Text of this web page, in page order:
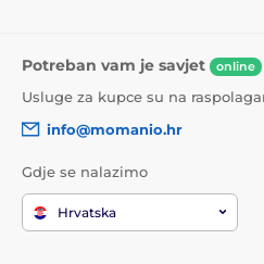
Potreban vam je savjet online
Usluge za kupce su na
info@momanio.hr
Gdje se nalazimo
Hrvatska